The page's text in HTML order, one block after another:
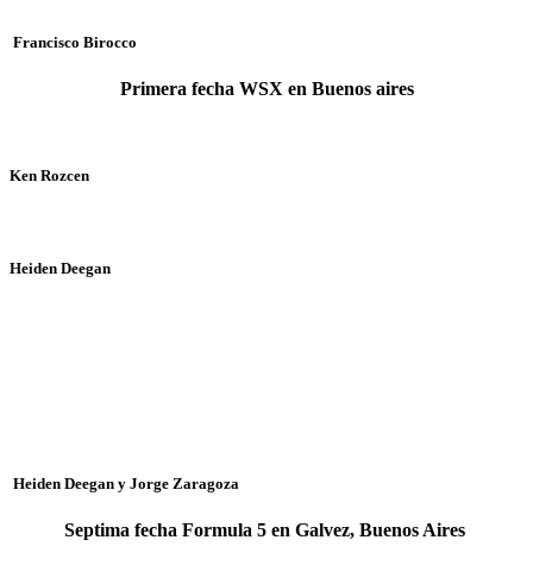
Francisco Birocco
Primera fecha WSX en Buenos aires
Ken Rozcen
Heiden Deegan
Heiden Deegan y Jorge Zaragoza
Septima fecha Formula 5 en Galvez, Buenos Aires